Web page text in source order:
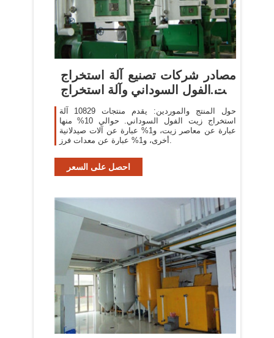
مصادر شركات تصنيع آلة استخراج
زيت الفول السوداني وآلة استخراج
زيتحول المنتج والموردين: يقدم منتجات 10829 آلة
استخراج زيت الفول السوداني. حوالي 10% منها
عبارة عن معاصر زيت، و1% عبارة عن آلات صيدلانية
أخرى، و1% عبارة عن معدات فرز.
احصل على السعر